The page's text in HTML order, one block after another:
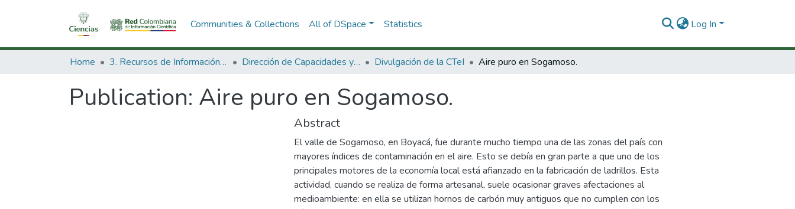
Communities & Collections All of DSpace Statistics Log In
Home 3. Recursos de Información Científica y Tecnológica Dirección de Capacidades y Divulgación de la CTeI Divulgación de la CTeI Aire puro en Sogamoso.
Publication: Aire puro en Sogamoso.
Abstract
El valle de Sogamoso, en Boyacá, fue durante mucho tiempo una de las zonas del país con
mayores índices de contaminación en el aire. Esto se debía en gran parte a que uno de los
principales motores de la economía local está afianzado en la fabricación de ladrillos. Esta
actividad, cuando se realiza de forma artesanal, suele ocasionar graves afectaciones al
medioambiente: en ella se utilizan hornos de carbón muy antiguos que no cumplen con los